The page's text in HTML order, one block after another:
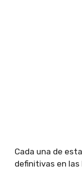
Cada una de
definitivas en las